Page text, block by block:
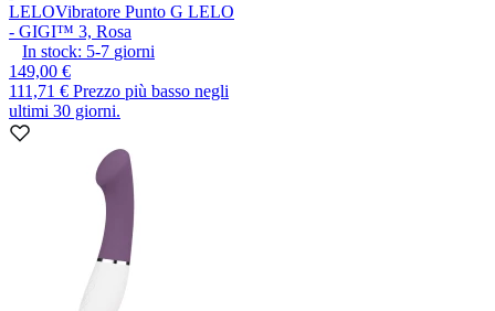
LELOVibratore Punto G LELO
- GIGI™ 3, Rosa
In stock: 5-7 giorni
149,00 €
111,71 € Prezzo più basso negli
ultimi 30 giorni.